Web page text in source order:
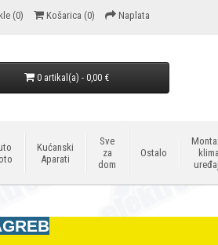
(0) Košarica (0) Naplata
0 artikal(a) - 0,00 €
Kućanski
Aparati
Sve
za
dom
Ostalo
klima